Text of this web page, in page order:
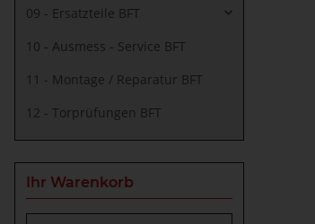
09 - Ersatzteile BFT
10 - Ausmess - Service BFT
11 - Montage / Reparatur BFT
12 - Torprüfungen BFT
Ihr Warenkorb